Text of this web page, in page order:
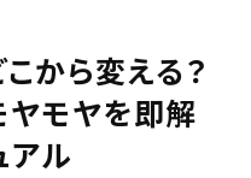
から変える？
ヤモヤを即解
アル